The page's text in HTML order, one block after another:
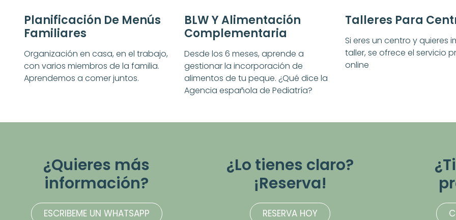
Planificación De Menús
Familiares
Organización en casa, en el trabajo,
con varios miembros de la familia.
Aprendemos a comer juntos.
BLW Y Alimentación
Complementaria
Desde los 6 meses, aprende a
gestionar la incorporación de
alimentos de tu peque. ¿Qué dice la
Agencia española de Pediatría?
Talleres Para
Si eres un centro y quieres
taller, se ofrece el servicio
online
¿Quieres más
información?
ESCRIBEME UN WHATSAPP
¿Lo tienes claro?
¡Reserva!
RESERVA HOY